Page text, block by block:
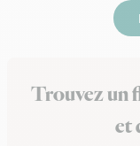
Trouvez un
et